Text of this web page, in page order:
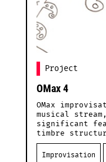
Project
OMax 4
OMax
musical
significant
timbre
Improvisation